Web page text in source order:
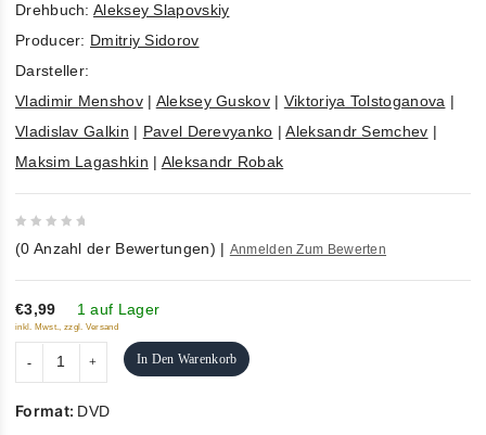
Drehbuch:Aleksey Slapovskiy
Producer: Dmitriy Sidorov
Darsteller:
Vladimir Menshov| Aleksey Guskov| Viktoriya Tolstoganova |
Vladislav Galkin | Pavel Derevyanko |Aleksandr Semchev |
Maksim Lagashkin | Aleksandr Robak
out
of
5
(0 Anzahl der Bewertungen) | Anmelden Zum Bewerten
€3,99 1 auf Lager
inkl. Mwst., zzgl. Versand
In Den Warenkorb
Format: DVD